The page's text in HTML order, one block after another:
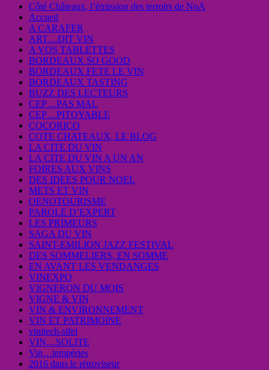
Côté Châteaux, l’émission des terroirs de NoA
Accueil
A CARAFER
ART…DIT VIN
A VOS TABLETTES
BORDEAUX SO GOOD
BORDEAUX FETE LE VIN
BORDEAUX TASTING
BUZZ DES LECTEURS
CEP…PAS MAL
CEP…PITOYABLE
COCORICO
COTE CHATEAUX, LE BLOG
LA CITE DU VIN
LA CITE DU VIN A UN AN
FOIRES AUX VINS
DES IDEES POUR NOEL
METS ET VIN
OENOTOURISME
PAROLE D’EXPERT
LES PRIMEURS
SAGA DU VIN
SAINT-EMILION JAZZ FESTIVAL
DES SOMMELIERS, EN SOMME
EN AVANT LES VENDANGES
VINEXPO
VIGNERON DU MOIS
VIGNE & VIN
VIN & ENVIRONNEMENT
VIN ET PATRIMOINE
vinitech-sifel
VIN…SOLITE
Vin…tempéries
2016 dans le rétroviseur